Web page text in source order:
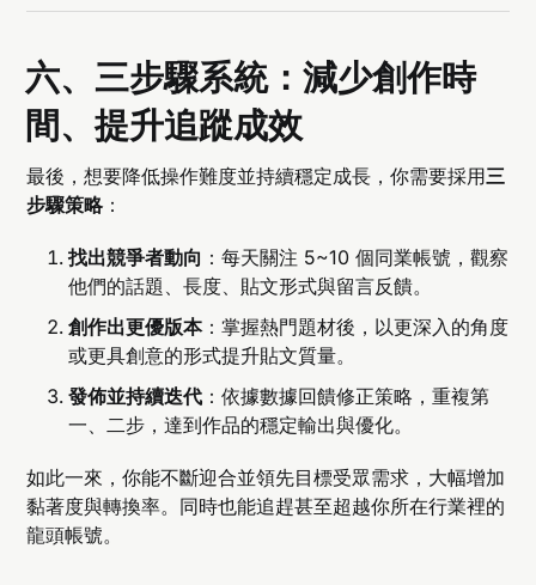
六、三步驟系統：減少創作時
間、提升追蹤成效
最後，想要降低操作難度並持續穩定成長，你需要採用三
步驟策略：
找出競爭者動向 ：每天關注 5~10 個同業帳號，觀察
他們的話題、長度、貼文形式與留言反饋。
創作出更優版本：掌握熱門題材後，以更深入的角度
或更具創意的形式提升貼文質量。
發佈並持續迭代 ：依據數據回饋修正策略，重複第
一、二步，達到作品的穩定輸出與優化。
如此一來，你能不斷迎合並領先目標受眾需求，大幅增加
黏著度與轉換率。同時也能追趕甚至超越你所在行業裡的
龍頭帳號。